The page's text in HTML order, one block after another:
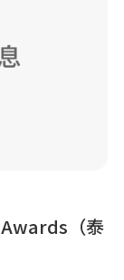
（泰